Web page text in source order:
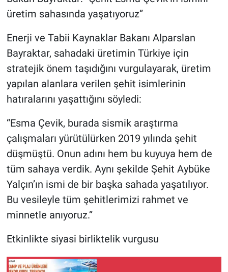
üretim sahasında yaşatıyoruz”
Enerji ve Tabii Kaynaklar Bakanı Alparslan
Bayraktar, sahadaki üretimin Türkiye için
stratejik önem taşıdığını vurgulayarak, üretim
yapılan alanlara verilen şehit isimlerinin
hatıralarını yaşattığını söyledi:
“Esma Çevik, burada sismik araştırma
çalışmaları yürütülürken 2019 yılında şehit
düşmüştü. Onun adını hem bu kuyuya hem de
tüm sahaya verdik. Aynı şekilde Şehit Aybüke
Yalçın’ın ismi de bir başka sahada yaşatılıyor.
Bu vesileyle tüm şehitlerimizi rahmet ve
minnetle anıyoruz.”
Etkinlikte siyasi birliktelik vurgusu